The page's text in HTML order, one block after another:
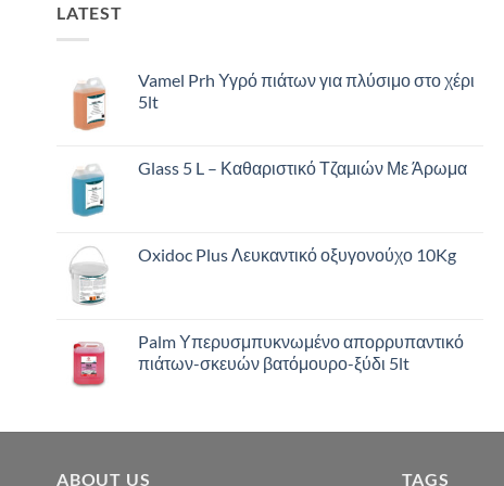
LATEST
Vamel Prh Υγρό πιάτων για πλύσιμο στο χέρι
5lt
Glass 5 L – Καθαριστικό Τζαμιών Με Άρωμα
Oxidoc Plus Λευκαντικό οξυγονούχο 10Kg
Palm Υπερυσμπυκνωμένο απορρυπαντικό
πιάτων-σκευών βατόμουρο-ξύδι 5lt
ABOUT US TAGS